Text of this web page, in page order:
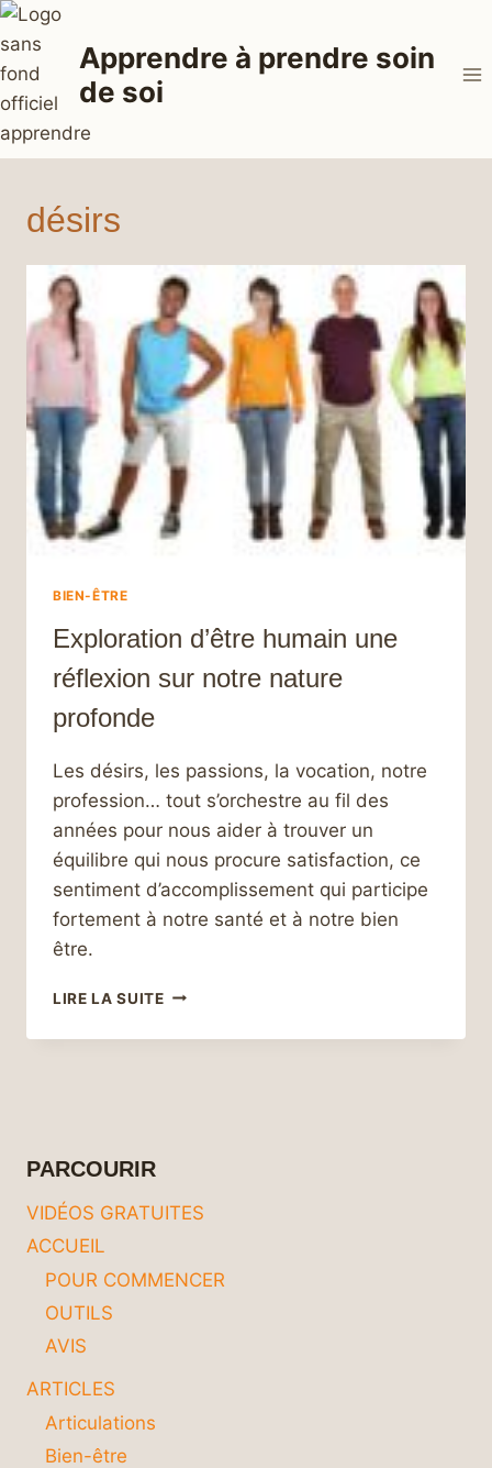
Aller
au
contenu
Apprendre à prendre soin
de soi
désirs
BIEN-ÊTRE
Exploration d’être humain une
réflexion sur notre nature
profonde
Les désirs, les passions, la vocation, notre
profession… tout s’orchestre au fil des
années pour nous aider à trouver un
équilibre qui nous procure satisfaction, ce
sentiment d’accomplissement qui participe
fortement à notre santé et à notre bien
être.
LIRE LA SUITEEXPLORATION
HUMAIN
PARCOURIR
VIDÉOS GRATUITES
ACCUEIL
POUR COMMENCER
OUTILS
AVIS
ARTICLES
Articulations
Bien-être